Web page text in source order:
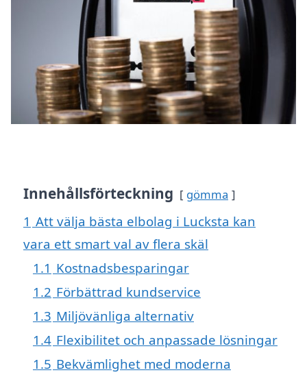
Innehållsförteckning gömma
1 Att välja bästa elbolag i Lucksta kan
vara ett smart val av flera skäl
1.1 Kostnadsbesparingar
1.2 Förbättrad kundservice
1.3 Miljövänliga alternativ
1.4 Flexibilitet och anpassade lösningar
1.5 Bekvämlighet med moderna